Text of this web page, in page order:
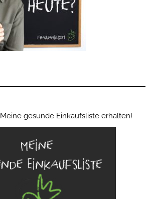
Meine gesunde Einkaufsliste erhalten!